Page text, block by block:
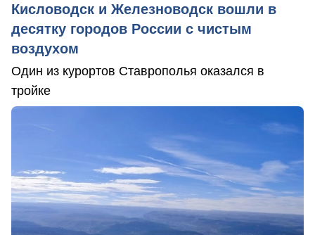
Кисловодск и Железноводск вошли в
десятку городов России с чистым
воздухом
Один из курортов Ставрополья оказался в
тройке